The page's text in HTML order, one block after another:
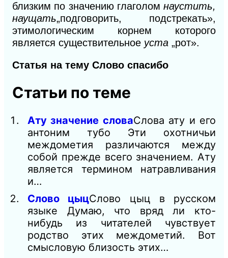
близким по значению глаголом наустить,
наущать„подговорить, подстрекать»,
этимологическим корнем которого
является существительное уста „рот».
Статья на тему Слово спасибо
Статьи по теме
Ату значение словаСлова ату и его
антоним тубо Эти охотничьи
междометия различаются между
собой прежде всего значением. Ату
является термином натравливания
и…
Слово цыцСлово цыц в русском
языке Думаю, что вряд ли кто-
нибудь из читателей чувствует
родство этих междометий. Вот
смысловую близость этих…